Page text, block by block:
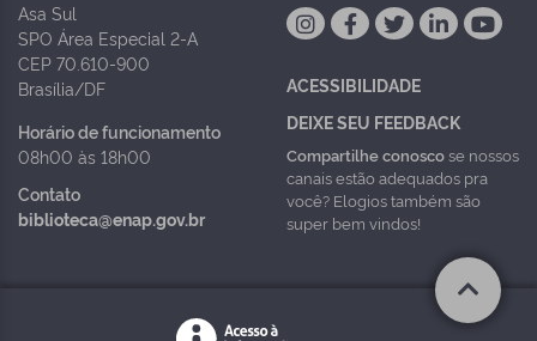
Asa Sul
SPO Área Especial 2-A
CEP 70.610-900
Brasília/DF
Horário de funcionamento
08h00 às 18h00
Contato
biblioteca@enap.gov.br
ACESSIBILIDADE
DEIXE SEU FEEDBACK
Compartilhe conoscose nossos
canais estão adequados pra
você? Elogios também são
super bem vindos!